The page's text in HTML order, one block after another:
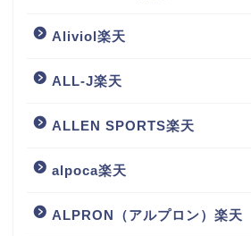
Aliviol楽天
ALL-J楽天
ALLEN SPORTS楽天
alpoca楽天
ALPRON（アルプロン）楽天